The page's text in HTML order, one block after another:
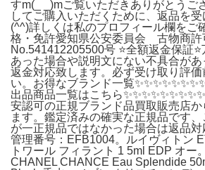
すm(_ _)mご覧いただきありがとうご
してご購入いただくために、返品を
(^^)詳しくは私のプロフィール欄をご
格・免許愛知県公安委員会 古物商許
No.541412205500号 ⭐️全額返金保証
あった場合や説明文にない不具合が
返金対応致します。必ず受け取り評価
い。お得なブランド一覧
出品商品一覧はこちら
安認可の正規ブランド品買取販売店か
ます。鑑定済みの確実な正規品です
が一正規品ではなかった場合は返品対
管理番号：EFB1004。ルイヴィトン
トワール フィラント 1 5ml EDP オー
CHANEL CHANCE Eau Splendide